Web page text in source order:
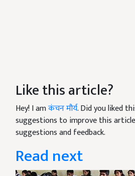
Like this article?
Hey! I amकंचन मौर्य. Did you liked
suggestions to improve this
suggestions and feedback.
Read next